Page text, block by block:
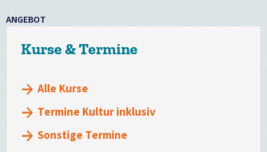
ANGEBOT
Kurse & Termine
Alle Kurse
Termine Kultur inklusiv
Sonstige Termine